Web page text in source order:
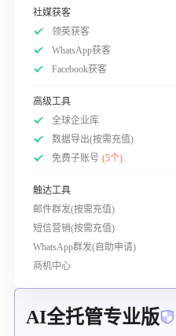
社媒获客
领英获客
WhatsApp获客
Facebook获客
高级工具
全球企业库
数据导出(按需充值)
免费子账号 (5个)
触达工具
邮件群发(按需充值)
短信营销(按需充值)
WhatsApp群发(自助申请)
商机中心
AI全托管专业版